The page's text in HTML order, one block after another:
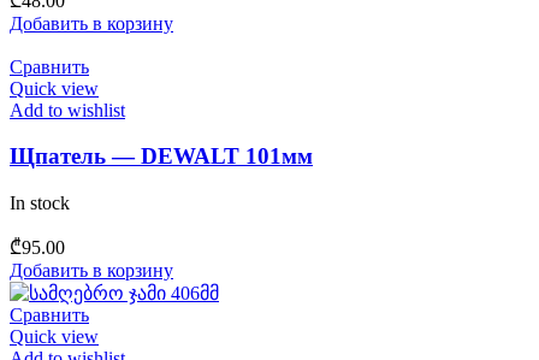
Добавить в корзину
Сравнить
Quick view
Add to wishlist
Щпатель — DEWALT 101мм
In stock
₾95.00
Добавить в корзину
Сравнить
Quick view